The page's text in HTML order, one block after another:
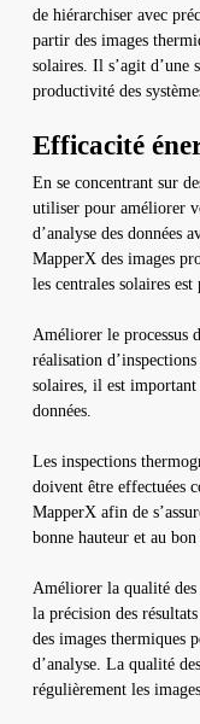
de hiérarchiser avec
partir des images
solaires. Il s’agit
productivité des
Efficacité
En se concentrant sur
utiliser pour améliorer
d’analyse des données
MapperX des images
les centrales solaires est
Améliorer le processus
réalisation
solaires, il est important
données.
Les inspections
doivent être effectuées
MapperX afin de
bonne hauteur et au bon
Améliorer la qualité des
la précision des
des images thermiques
d’analyse. La qualité
régulièrement les